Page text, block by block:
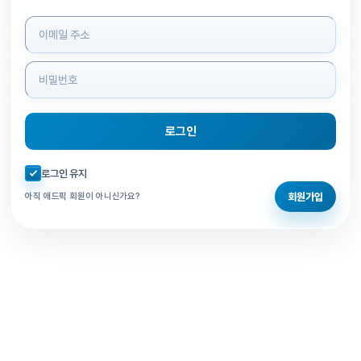
로그인 정보 입력
로그인
자동로그인 체크
로그인 유지
아직 애드픽 회원이 아니신가요? 회원가입